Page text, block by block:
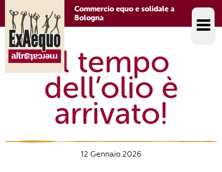
Commercio equo e solidale a
Bologna
Il tempo
dell’olio è
arrivato!
12 Gennaio 2026